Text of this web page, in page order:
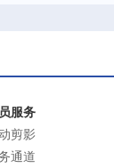
服务
剪影
通道